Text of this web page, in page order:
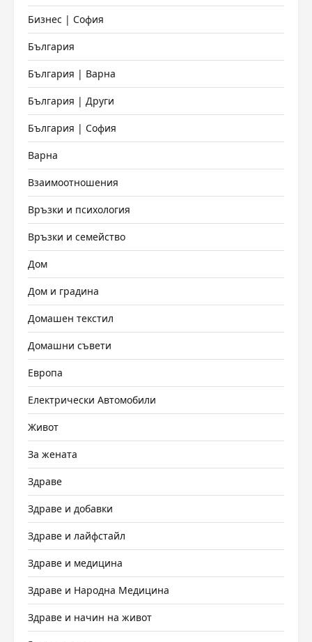
Бизнес | София
България
България | Варна
България | Други
България | София
Варна
Взаимоотношения
Връзки и психология
Връзки и семейство
Дом
Дом и градина
Домашен текстил
Домашни съвети
Европа
Електрически Автомобили
Живот
За жената
Здраве
Здраве и добавки
Здраве и лайфстайл
Здраве и медицина
Здраве и Народна Медицина
Здраве и начин на живот